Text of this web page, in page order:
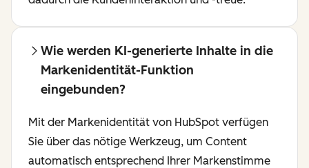
Wie werden KI-generierte Inhalte in die
Markenidentität-Funktion
eingebunden?
Mit der Markenidentität von HubSpot verfügen
Sie über das nötige Werkzeug, um Content
automatisch entsprechend Ihrer Markenstimme